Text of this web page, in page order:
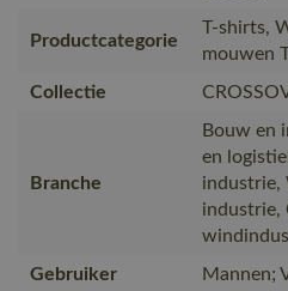
Productcategorie
T-shirts,
mouwen
Collectie
Branche
Bouw en
en
industrie,
industrie,
Gebruiker
Mannen;